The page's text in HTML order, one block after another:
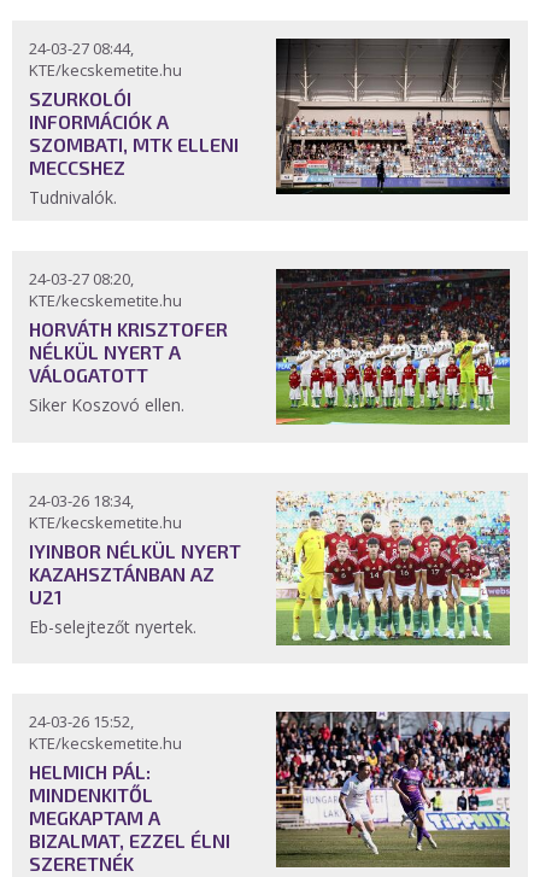
24-03-27 08:44,
KTE/kecskemetite.hu
SZURKOLÓI
INFORMÁCIÓK A
SZOMBATI, MTK ELLENI
MECCSHEZ
Tudnivalók.
24-03-27 08:20,
KTE/kecskemetite.hu
HORVÁTH KRISZTOFER
NÉLKÜL NYERT A
VÁLOGATOTT
Siker Koszovó ellen.
24-03-26 18:34,
KTE/kecskemetite.hu
IYINBOR NÉLKÜL NYERT
KAZAHSZTÁNBAN AZ
U21
Eb-selejtezőt nyertek.
24-03-26 15:52,
KTE/kecskemetite.hu
HELMICH PÁL:
MINDENKITŐL
MEGKAPTAM A
BIZALMAT, EZZEL ÉLNI
SZERETNÉK